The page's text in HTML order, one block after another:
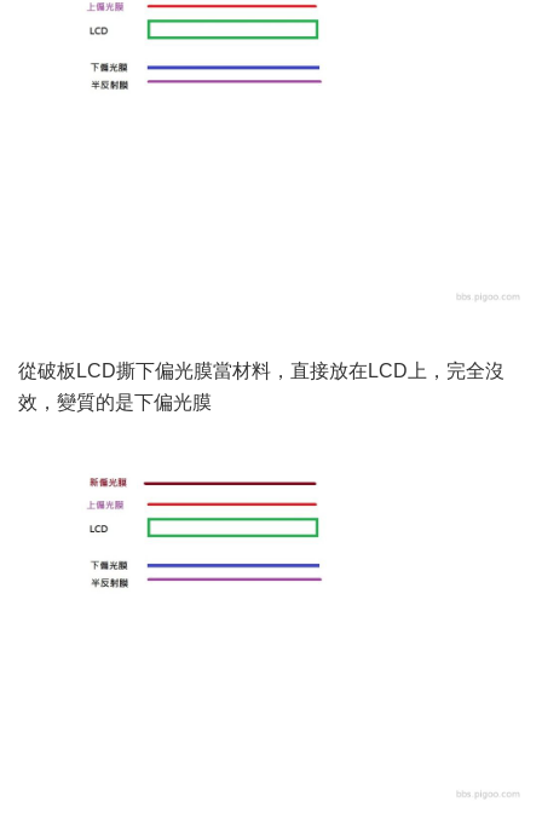
從破板LCD撕下偏光膜當材料，直接放在LCD上，完全沒
效，變質的是下偏光膜